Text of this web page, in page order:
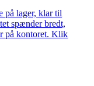
på lager, klar til
spænder bredt,
på kontoret. Klik